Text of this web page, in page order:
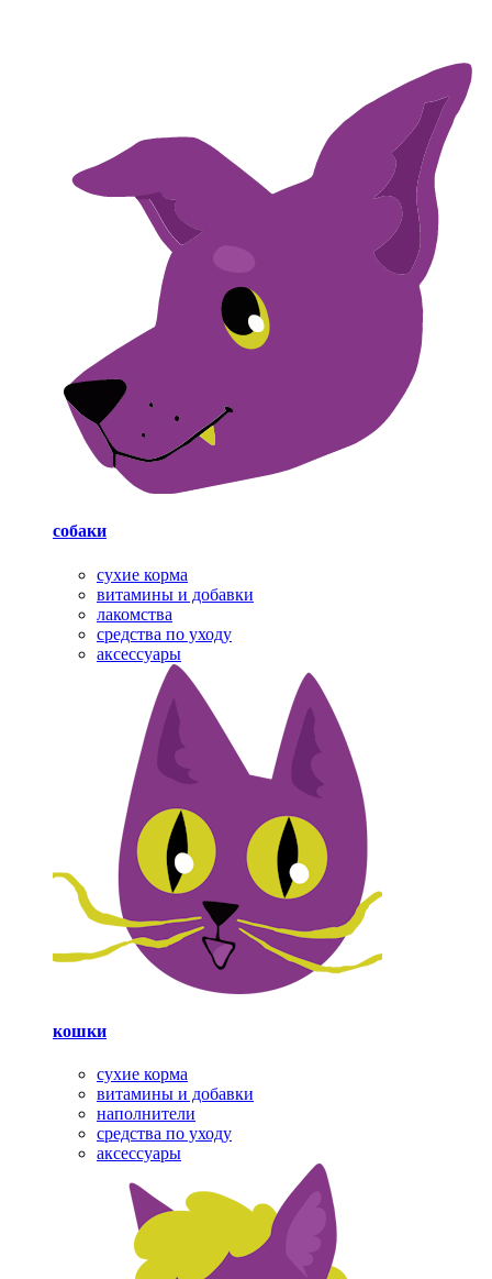
собаки
cухие корма
витамины и добавки
лакомства
средства по уходу
аксессуары
кошки
сухие корма
витамины и добавки
наполнители
средства по уходу
аксессуары